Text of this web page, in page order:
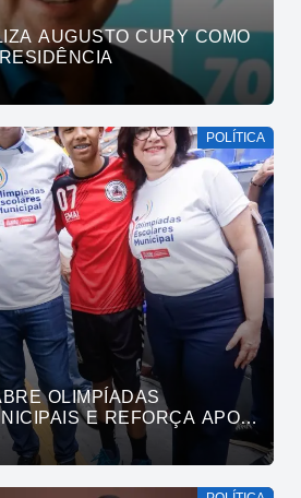
AUGUSTO CURY COMO
POLÍTICA
OLIMPÍADAS
E REFORÇA APOIO
JOÃO PESSOA AO